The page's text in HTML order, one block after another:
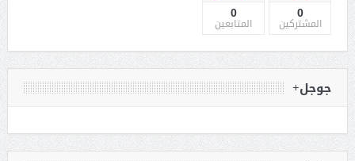
0
المشتركين
0
المتابعين
جوجل+